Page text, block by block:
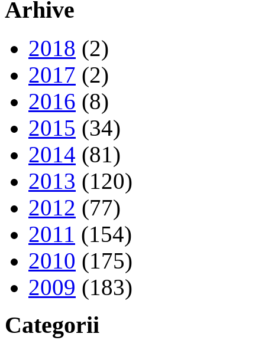
Arhive
2018 (2)
2017 (2)
2016 (8)
2015 (34)
2014 (81)
2013 (120)
2012 (77)
2011 (154)
2010 (175)
2009 (183)
Categorii